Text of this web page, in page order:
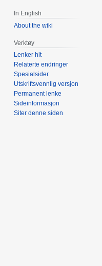
In English
About the wiki
Verktøy
Lenker hit
Relaterte endringer
Spesialsider
Utskriftsvennlig versjon
Permanent lenke
Sideinformasjon
Siter denne siden